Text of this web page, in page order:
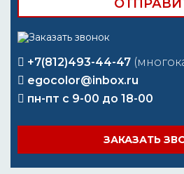
+7(812)493-44-47
egocolor@inbox.ru
пн-пт с 9-00 до 18-00
ЗАКАЗАТЬ